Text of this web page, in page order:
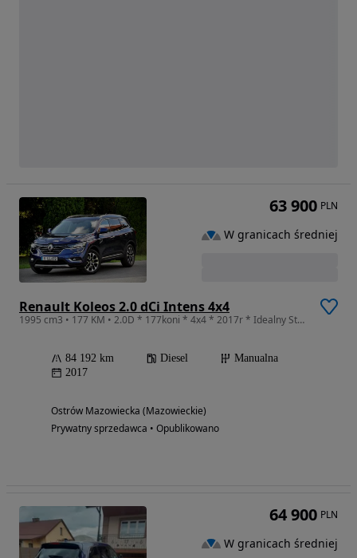
Renault Koleos 2.0 dCi Intens 4x4
1995 cm3 • 177 KM • 2.0D * 177koni * 4x4 * 2017r * Idealny Stan !!!
84 192 km Diesel
Manualna
2017
Ostrów Mazowiecka (Mazowieckie)
Prywatny sprzedawca • Opublikowano
63 900 PLN
W granicach średniej
64 900 PLN
W granicach średniej